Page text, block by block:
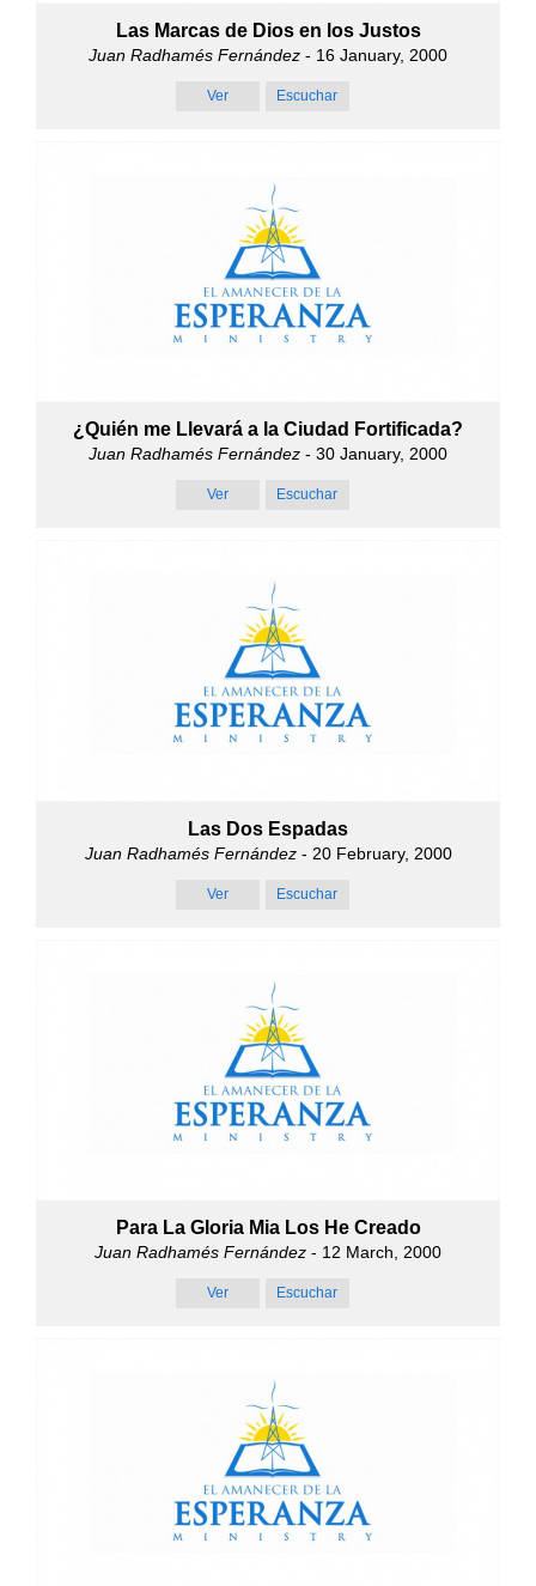
Las Marcas de Dios en los Justos
Juan Radhamés Fernández - 16 January, 2000
Ver Escuchar
¿Quién me Llevará a la Ciudad Fortificada?
Juan Radhamés Fernández - 30 January, 2000
Ver Escuchar
Las Dos Espadas
Juan Radhamés Fernández- 20 February, 2000
Ver Escuchar
Para La Gloria Mia Los He Creado
Juan Radhamés Fernández - 12 March, 2000
Ver Escuchar